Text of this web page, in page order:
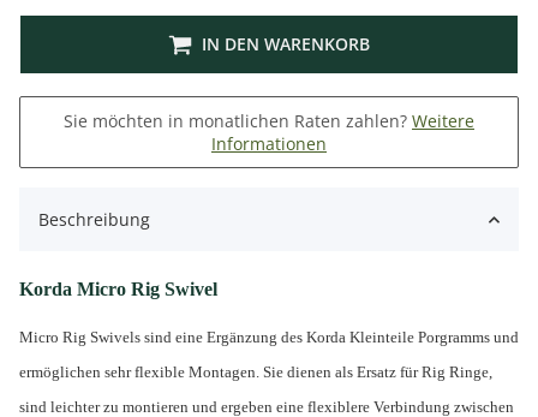
IN DEN WARENKORB
Sie möchten in monatlichen Raten zahlen? Weitere
Informationen
Beschreibung
Korda Micro Rig Swivel
Micro Rig Swivels sind eine Ergänzung des Korda Kleinteile Porgramms und
ermöglichen sehr flexible Montagen. Sie dienen als Ersatz für Rig Ringe,
sind leichter zu montieren und ergeben eine flexiblere Verbindung zwischen